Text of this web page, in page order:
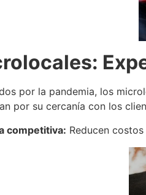
por la pandemia, los
por su cercanía con los
competitiva: Reducen